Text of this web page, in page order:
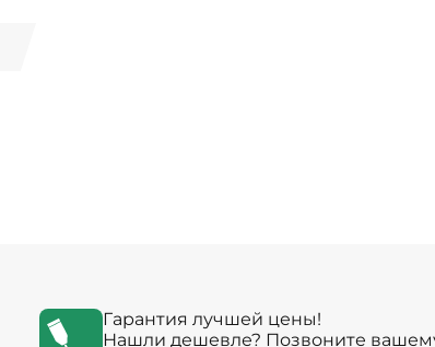
Гарантия лучшей цены!
Нашли дешевле? Позвоните